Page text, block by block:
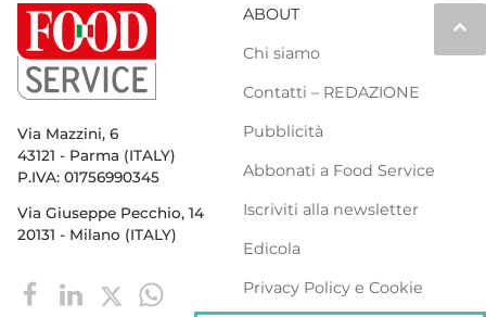
keyboard_arrow_up
Via Mazzini, 6
43121 - Parma (ITALY)
P.IVA: 01756990345
Via Giuseppe Pecchio, 14
20131 - Milano (ITALY)
ABOUT
Chi siamo
Contatti – REDAZIONE
Pubblicità
Abbonati a Food Service
Iscriviti alla newsletter
Edicola
Privacy Policy e Cookie